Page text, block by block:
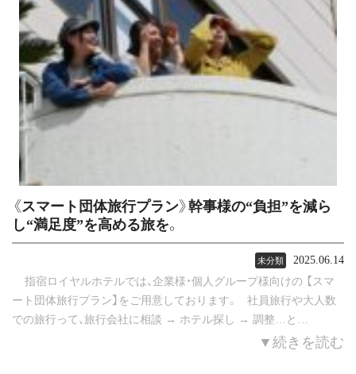
《スマート団体旅行プラン》幹事様の“負担”を減ら
し“満足度”を高める旅を。
未分類
2025.06.14
指宿ロイヤルホテルでは、企業様・個人グループ様向けの 【スマ
ート団体旅行プラン】をご用意しております。 社員旅行や大人数
での旅行って、旅行会社に相談 → ホテル探し → 調整…と…
▼続きを読む